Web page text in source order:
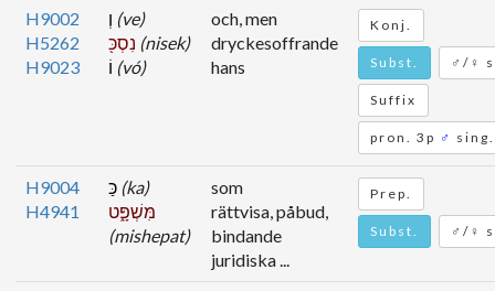
H9002
H5262
H9023
(ve)
(nisek)
(vó)
och, men
dryckesoffrande
hans
Konj.
Subst. ♂/♀
Suffix
pron. 3p ♂ sing.
H9004
H4941
(ka)
מִּשְׁפָּ֑ט
(mishepat)
som
rättvisa, påbud,
bindande
juridiska ...
Prep.
Subst. ♂/♀